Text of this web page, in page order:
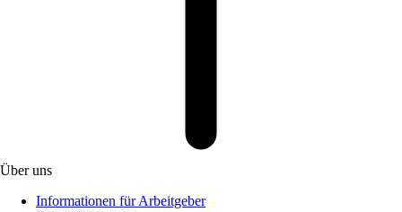
Über uns
Informationen für Arbeitgeber